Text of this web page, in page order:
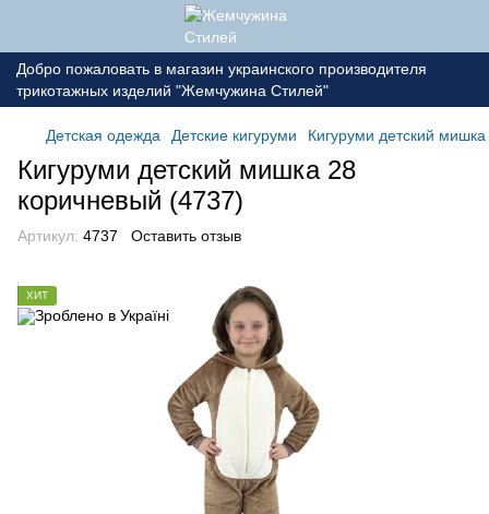
Добро пожаловать в магазин украинского производителя
трикотажных изделий "Жемчужина Стилей"
Детская одежда Детские кигуруми Кигуруми детский
Кигуруми детский мишка 28
коричневый (4737)
Артикул: 4737 Оставить отзыв
ХИТ